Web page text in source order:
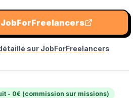
JobForFreelancers
sur JobForFreelancers
- 0€ (commission sur missions)